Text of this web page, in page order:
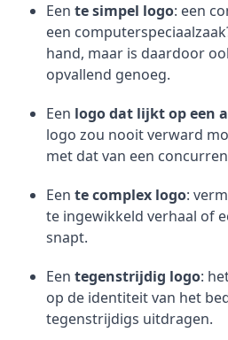
Een te simpel logo: een
een
hand, maar is daardoor
opvallend genoeg.
Een logo dat lijkt op een
logo zou nooit verward
met dat van een
Een te complex logo:
te ingewikkeld verhaal of
snapt.
Een tegenstrijdig logo:
op de identiteit van het
tegenstrijdigs uitdragen.